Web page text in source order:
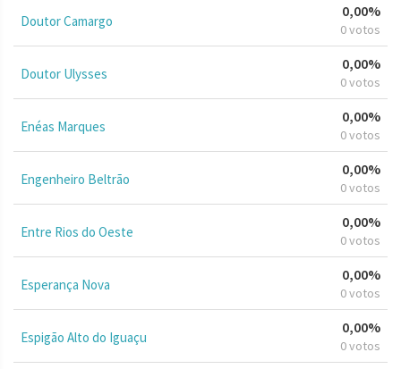
Doutor Camargo
0,00%
0 votos
Doutor Ulysses
0,00%
0 votos
Enéas Marques
0,00%
0 votos
Engenheiro Beltrão
0,00%
0 votos
Entre Rios do Oeste
0,00%
0 votos
Esperança Nova
0,00%
0 votos
Espigão Alto do Iguaçu
0,00%
0 votos